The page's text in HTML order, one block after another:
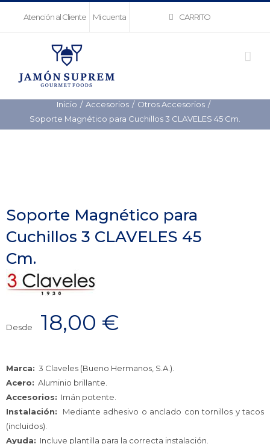
Atención al Cliente Mi cuenta CARRITO
Inicio Accesorios
Otros Accesorios
Soporte Magnético para Cuchillos 3 CLAVELES 45 Cm.
Soporte Magnético para
Cuchillos 3 CLAVELES 45
Cm.
Desde 18,00 €
Marca: 3 Claveles (Bueno Hermanos, S.A.).
Acero: Aluminio brillante.
Accesorios: Imán potente.
Instalación: Mediante adhesivo o anclado con tornillos y tacos
(incluidos).
Ayuda: Incluye plantilla para la correcta instalación.